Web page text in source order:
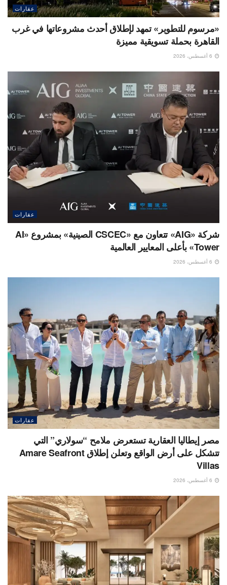
عقارات
«مرسوم للتطوير» تمهد لإطلاق أحدث مشروعاتها في غرب
القاهرة بحملة تسويقية مميزة
عقارات
شركة «AIG» تتعاون مع «CSCEC الصينية» بمشروع «AI
Tower» بأعلى المعايير العالمية
عقارات
مصر إيطاليا العقارية تستعرض ملامح “سولاري” التي
تتشكل على أرض الواقع وتعلن إطلاق Amare Seafront
Villas